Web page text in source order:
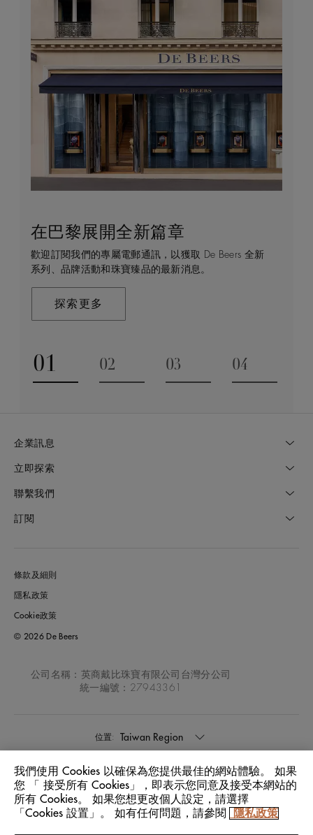
在巴黎展開全新篇章
歡迎訂閱我們的專屬電郵通訊，以獲取 De Beers 全新
系列、品牌活動和珠寶臻品的最新消息。
探索更多
守護永恒
De Beers 在全球珠寶領域獨樹一幟，因為我們是唯一
與鑽石原產地有直接連結的奢華珠寶品牌。
探索更多
顧客服務
無論您是透過線上購物或造訪實體精品店，我們始終致
力於為您提供個人化的購物體驗。預約於店內或線上進
瞭解更多
De Beers 的世界
De Beers 成立於倫敦，靈感來自非洲的自然，是奢華
鑽石珠寶的巔峰。我們的創意和工藝將鑽石轉化為永恆
探索更多
01
Go to slide 1
02
03
04
企業訊息
立即探索
聯繫我們
訂閱
條款及細則
隱私政策
Cookie政策
© 2026 De Beers
公司名稱：英商戴比珠寶有限公司台灣分公司
統一編號：27943361
位置: Taiwan Region
語言: 中文
我們使用 Cookies 以確保為您提供最佳的網站體驗。 如果
您 「 接受所有 Cookies」，即表示您同意及接受本網站的
所有 Cookies。 如果您想更改個人設定，請選擇
「Cookies 設置」。 如有任何問題，請參閱
隱私政策